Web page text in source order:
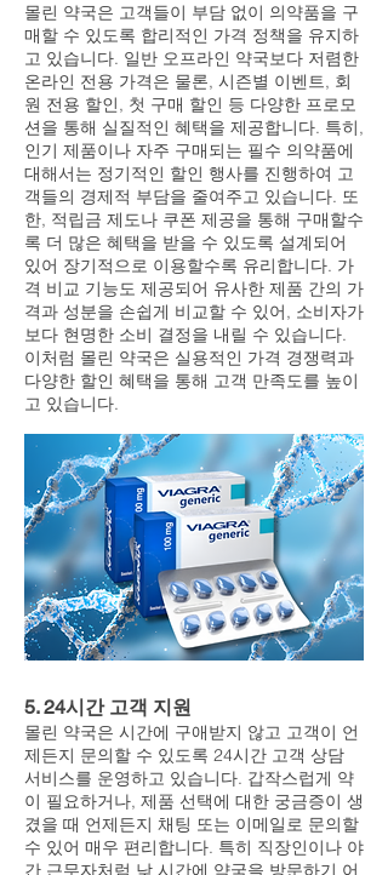
몰린 약국은 고객들이 부담 없이 의약품을 구
매할 수 있도록 합리적인 가격 정책을 유지하
고 있습니다. 일반 오프라인 약국보다 저렴한
온라인 전용 가격은 물론, 시즌별 이벤트, 회
원 전용 할인, 첫 구매 할인 등 다양한 프로모
션을 통해 실질적인 혜택을 제공합니다. 특히,
인기 제품이나 자주 구매되는 필수 의약품에
대해서는 정기적인 할인 행사를 진행하여 고
객들의 경제적 부담을 줄여주고 있습니다. 또
한, 적립금 제도나 쿠폰 제공을 통해 구매할수
록 더 많은 혜택을 받을 수 있도록 설계되어
있어 장기적으로 이용할수록 유리합니다. 가
격 비교 기능도 제공되어 유사한 제품 간의 가
격과 성분을 손쉽게 비교할 수 있어, 소비자가
보다 현명한 소비 결정을 내릴 수 있습니다.
이처럼 몰린 약국은 실용적인 가격 경쟁력과
다양한 할인 혜택을 통해 고객 만족도를 높이
고 있습니다.
5. 24시간 고객 지원
몰린 약국은 시간에 구애받지 않고 고객이 언
제든지 문의할 수 있도록 24시간 고객 상담
서비스를 운영하고 있습니다. 갑작스럽게 약
이 필요하거나, 제품 선택에 대한 궁금증이 생
겼을 때 언제든지 채팅 또는 이메일로 문의할
수 있어 매우 편리합니다. 특히 직장인이나 야
간 근무자처럼 낮 시간에 약국을 방문하기 어